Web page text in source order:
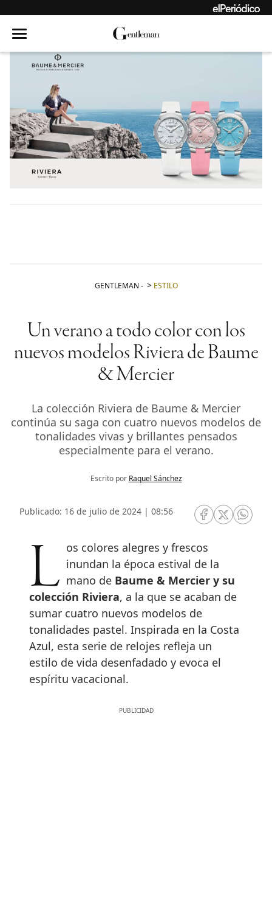
GENTLEMAN - ESTILO
Un verano a todo color con los
nuevos modelos Riviera de Baume
& Mercier
La colección Riviera de Baume & Mercier
continúa su saga con cuatro nuevos modelos de
tonalidades vivas y brillantes pensados
especialmente para el verano.
Escrito por Raquel Sánchez
Publicado: 16 de julio de 2024 | 08:56
RRSS Facebook
RRSSRRSS
Los colores alegres y frescos inundan la época estival de la
mano de Baume & Mercier y su
colección Riviera, a la que se acaban de
sumar cuatro nuevos modelos de
tonalidades pastel. Inspirada en la Costa
Azul, esta serie de relojes refleja un
estilo de vida desenfadado y evoca el
espíritu vacacional.